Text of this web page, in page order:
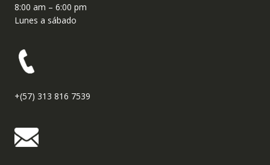
8:00 am – 6:00 pm
Lunes a sábado
+(57) 313 816 7539